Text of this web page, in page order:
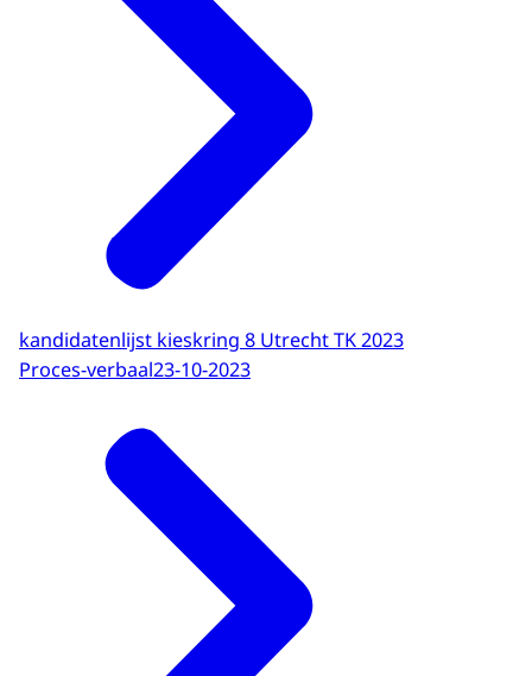
kandidatenlijst kieskring 8 Utrecht TK 2023
Proces-verbaal23-10-2023